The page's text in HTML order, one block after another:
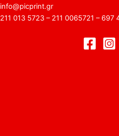
info@picprint.gr
211 013 5723 – 211 0065721 – 697